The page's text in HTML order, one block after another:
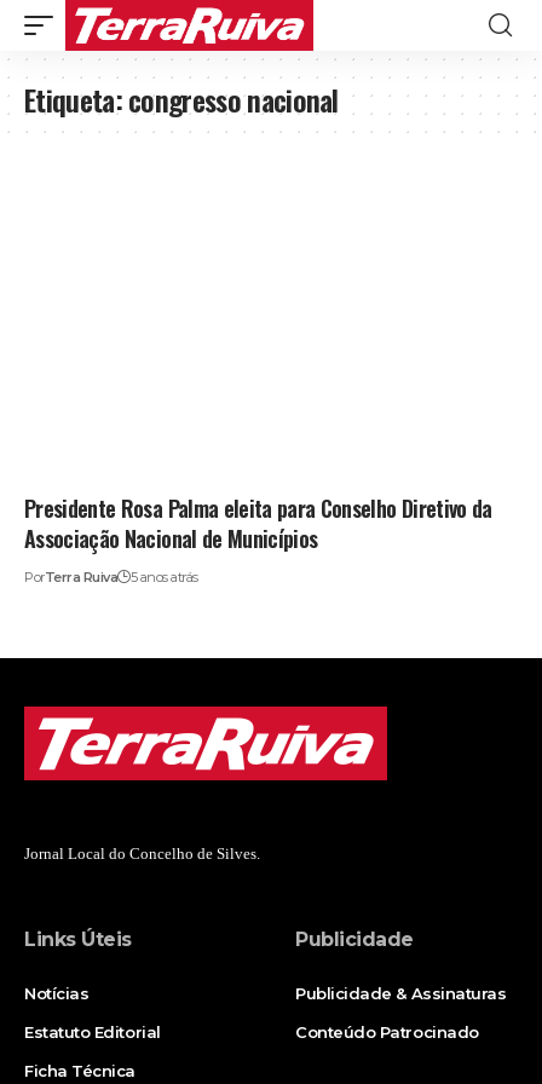
Etiqueta:congresso nacional
Presidente Rosa Palma eleita para Conselho Diretivo da
Associação Nacional de Municípios
PorTerra Ruiva 5 anos atrás
Jornal Local do Concelho de Silves.
Links Úteis
Notícias
Estatuto Editorial
Ficha Técnica
Publicidade
Publicidade & Assinaturas
Conteúdo Patrocinado